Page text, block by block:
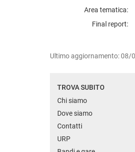
Area tematica
Final report
Ultimo aggiornamento: 08/
TROVA SUBITO
Chi siamo
Dove siamo
Contatti
URP